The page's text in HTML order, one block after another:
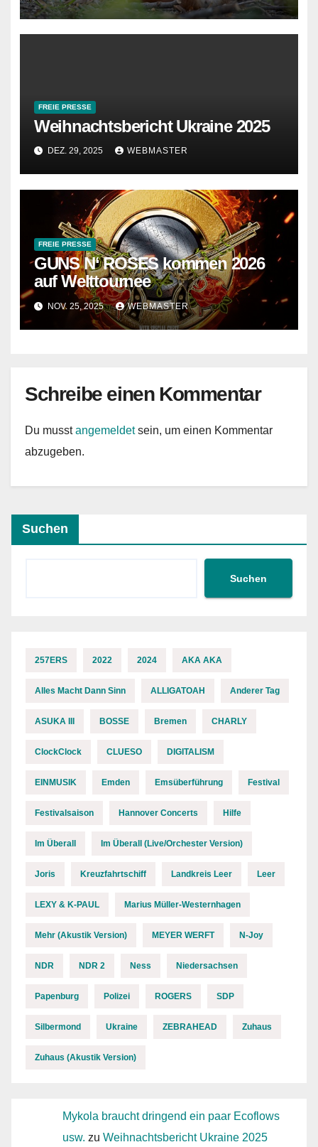
FREIE PRESSE
Weihnachtsbericht Ukraine 2025
DEZ. 29, 2025 WEBMASTER
FREIE PRESSE
GUNS N‘ ROSES kommen 2026
auf Welttournee
NOV. 25, 2025 WEBMASTER
Schreibe einen Kommentar
Du musstangemeldetsein, um einen Kommentar
abzugeben.
Suchen
Suchen
257ERS 2022 2024 AKA AKA
Alles Macht Dann Sinn ALLIGATOAH Anderer Tag
ASUKA III BOSSE Bremen CHARLY
ClockClock CLUESO DIGITALISM
EINMUSIK Emden Emsüberführung Festival
Festivalsaison Hannover Concerts Hilfe
Im Überall Im Überall (Live/Orchester Version)
Joris Kreuzfahrtschiff Landkreis Leer Leer
LEXY & K-PAUL Marius Müller-Westernhagen
Mehr (Akustik Version) MEYER WERFT N-Joy
NDR NDR 2 Ness Niedersachsen
Papenburg Polizei ROGERS SDP
Silbermond Ukraine ZEBRAHEAD Zuhaus
Zuhaus (Akustik Version)
Mykola braucht dringend ein paar Ecoflows
usw. zu Weihnachtsbericht Ukraine 2025